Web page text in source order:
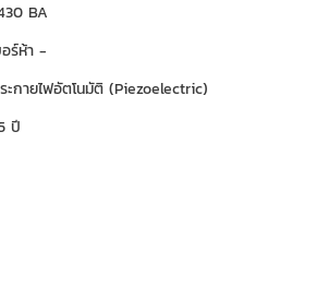
BA
ร์ห้า -
กายไฟอัตโนมัติ (Piezoelectric)
ปี